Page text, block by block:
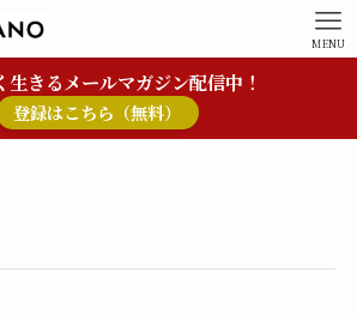
MENU
生きるメールマガジン配信中！
登録はこちら（無料）